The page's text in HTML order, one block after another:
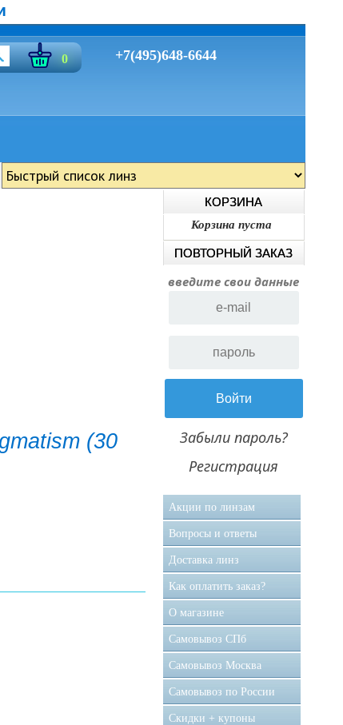
0 +7(495)648-6644
(30
КОРЗИНА
Корзина пуста
ПОВТОРНЫЙ ЗАКАЗ
введите свои данные
Забыли пароль?
Регистрация
Акции по линзам
Вопросы и ответы
Доставка линз
Как оплатить заказ?
О магазине
Самовывоз CПб
Самовывоз Москва
Самовывоз по России
Скидки + купоны